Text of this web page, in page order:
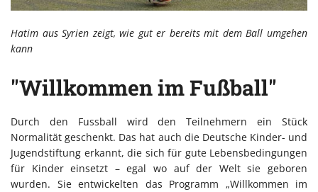
Hatim aus Syrien zeigt, wie gut er bereits mit dem Ball umgehen
kann
"Willkommen im Fußball"
Durch den Fussball wird den Teilnehmern ein Stück
Normalität geschenkt. Das hat auch die Deutsche Kinder- und
Jugendstiftung erkannt, die sich für gute Lebensbedingungen
für Kinder einsetzt – egal wo auf der Welt sie geboren
wurden. Sie entwickelten das Programm „Willkommen im